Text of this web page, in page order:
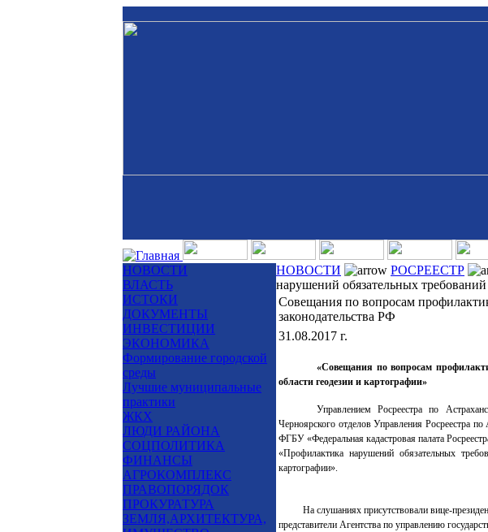
НОВОСТИ
ВЛАСТЬ
ИСТОКИ
ДОКУМЕНТЫ
ИНВЕСТИЦИИ
ЭКОНОМИКА
Формирование городской
среды
Лучшие муниципальные
практики
ЖКХ
ЛЮДИ РАЙОНА
СОЦПОЛИТИКА
ФИНАНСЫ
АГРОКОМПЛЕКС
ПРАВОПОРЯДОК
ПРОКУРАТУРА
ЗЕМЛЯ,АРХИТЕКТУРА,
НОВОСТИ РОСРЕЕСТР
нарушений обязательных требований
Совещания по вопросам
законодательства РФ
31.08.2017 г.
«Совещания по вопросам
области геодезии и картографии»
Управлением Росреестра по
Черноярского отделов Управления Росреестра
ФГБУ «Федеральная кадастровая палата
«Профилактика нарушений обязательных
картографии».
На слушаниях присутствовали вице-
представители Агентства по управлению